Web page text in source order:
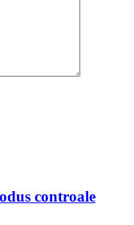
controale